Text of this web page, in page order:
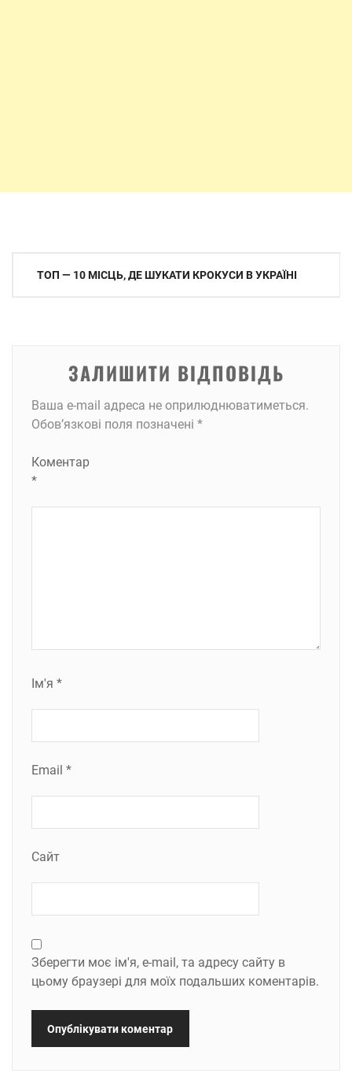
Навігація
ТОП — 10 МІСЦЬ, ДЕ ШУКАТИ КРОКУСИ В УКРАЇНІ
ЗАЛИШИТИ ВІДПОВІДЬ
Ваша e-mail адреса не оприлюднюватиметься.
Обов’язкові поля позначені *
Коментар
*
Ім'я *
Email *
Сайт
Зберегти моє ім'я, e-mail, та адресу сайту в
цьому браузері для моїх подальших коментарів.